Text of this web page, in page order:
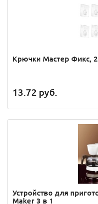
Крючки Мастер Фикс,
13.72 руб.
Устройство для
Maker 3 в 1